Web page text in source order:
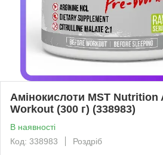
Амінокислоти MST Nutrition
Workout (300 г) (338983)
В наявності
Код: 338983
Роздріб